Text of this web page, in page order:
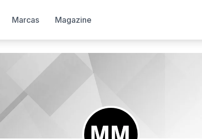
Marcas Magazine